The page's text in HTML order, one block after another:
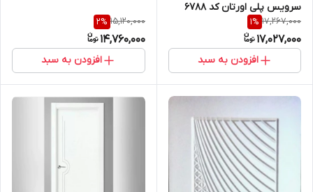
سرویس پلی اورتان کد ۶۷۸۸
17,267,000
1%
17,027,000
افزودن به سبد
15,120,000
2%
14,760,000
افزودن به سبد